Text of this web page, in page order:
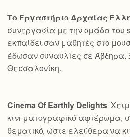
Το Εργαστήριο Αρχαίας
συνεργασία με την ομάδα του
εκπαίδευσαν μαθητές στο
έδωσαν συναυλίες σε Άβδηρα,
Θεσσαλονίκη.
Cinema Of Earthly Delights.
κινηματογραφικό αφιέρωμα,
θεματικό, ώστε ελεύθερα να